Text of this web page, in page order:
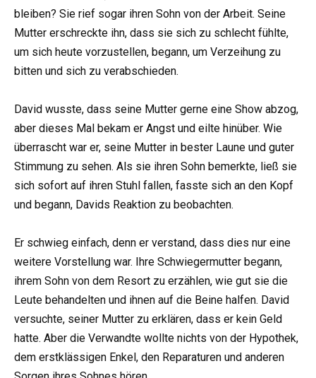
bleiben? Sie rief sogar ihren Sohn von der Arbeit. Seine
Mutter erschreckte ihn, dass sie sich zu schlecht fühlte,
um sich heute vorzustellen, begann, um Verzeihung zu
bitten und sich zu verabschieden.
David wusste, dass seine Mutter gerne eine Show abzog,
aber dieses Mal bekam er Angst und eilte hinüber. Wie
überrascht war er, seine Mutter in bester Laune und guter
Stimmung zu sehen. Als sie ihren Sohn bemerkte, ließ sie
sich sofort auf ihren Stuhl fallen, fasste sich an den Kopf
und begann, Davids Reaktion zu beobachten.
Er schwieg einfach, denn er verstand, dass dies nur eine
weitere Vorstellung war. Ihre Schwiegermutter begann,
ihrem Sohn von dem Resort zu erzählen, wie gut sie die
Leute behandelten und ihnen auf die Beine halfen. David
versuchte, seiner Mutter zu erklären, dass er kein Geld
hatte. Aber die Verwandte wollte nichts von der Hypothek,
dem erstklässigen Enkel, den Reparaturen und anderen